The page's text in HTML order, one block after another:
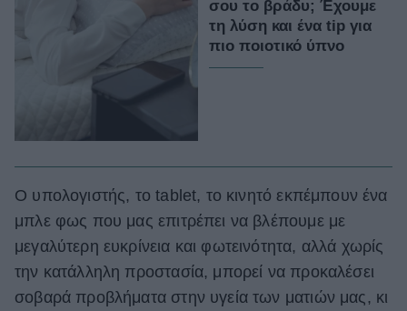
σου το βράδυ; Έχουμε
τη λύση και ένα tip για
πιο ποιοτικό ύπνο
Ο υπολογιστής, το tablet, το κινητό εκπέμπουν ένα
μπλε φως που μας επιτρέπει να βλέπουμε με
μεγαλύτερη ευκρίνεια και φωτεινότητα, αλλά χωρίς
την κατάλληλη προστασία, μπορεί να προκαλέσει
σοβαρά προβλήματα στην υγεία των ματιών μας, κι